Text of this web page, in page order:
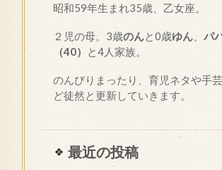
昭和59年生まれ35歳、乙女座。
２児の母。3歳のんと0歳ゆん
パ
（40）
と4人家族。
のんびりまったり、育児ネタや手
ど徒然と更新していきます。
最近の投稿